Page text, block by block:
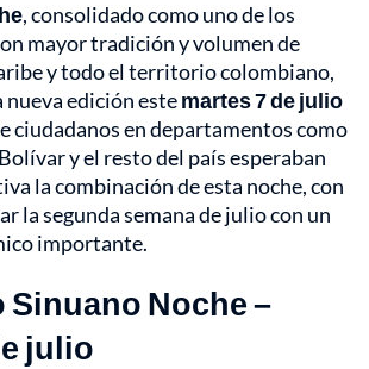
, consolidado como uno de los
mayor tradición y volumen de
y todo el territorio colombiano,
nueva edición estemartes 7 de julio
ciudadanos en departamentos como
y el resto del país esperaban
la combinación de esta noche, con
la segunda semana de julio con un
importante.
Sinuano Noche –
julio